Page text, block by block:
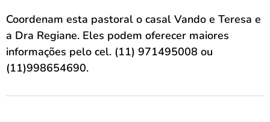
Coordenam esta pastoral o casal Vando e Teresa e
a Dra Regiane. Eles podem oferecer maiores
informações pelo cel. (11) 971495008 ou
(11)998654690.